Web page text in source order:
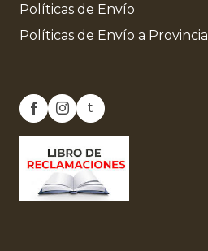
Políticas de Envío
Políticas de Envío a Provincia
t